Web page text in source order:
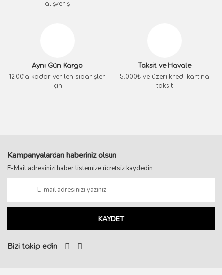
alışveriş
Aynı Gün Kargo
12:00’a kadar verilen siparişler
için
Taksit ve Havale
5.000₺ ve üzeri kredi kartına
taksit
Kampanyalardan haberiniz olsun
E-Mail adresinizi haber listemize ücretsiz kaydedin
KAYDET
Bizi takip edin